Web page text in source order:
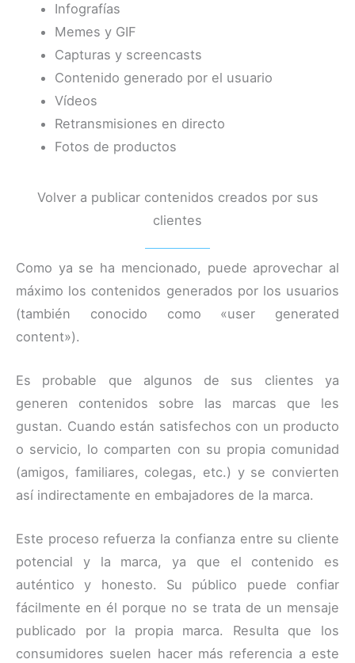
Infografías
Memes y GIF
Capturas y screencasts
Contenido generado por el usuario
Vídeos
Retransmisiones en directo
Fotos de productos
Volver a publicar contenidos creados por sus
clientes
Como ya se ha mencionado, puede aprovechar al
máximo los contenidos generados por los usuarios
(también conocido como «user generated
content»).
Es probable que algunos de sus clientes ya
generen contenidos sobre las marcas que les
gustan. Cuando están satisfechos con un producto
o servicio, lo comparten con su propia comunidad
(amigos, familiares, colegas, etc.) y se convierten
así indirectamente en embajadores de la marca.
Este proceso refuerza la confianza entre su cliente
potencial y la marca, ya que el contenido es
auténtico y honesto. Su público puede confiar
fácilmente en él porque no se trata de un mensaje
publicado por la propia marca. Resulta que los
consumidores suelen hacer más referencia a este